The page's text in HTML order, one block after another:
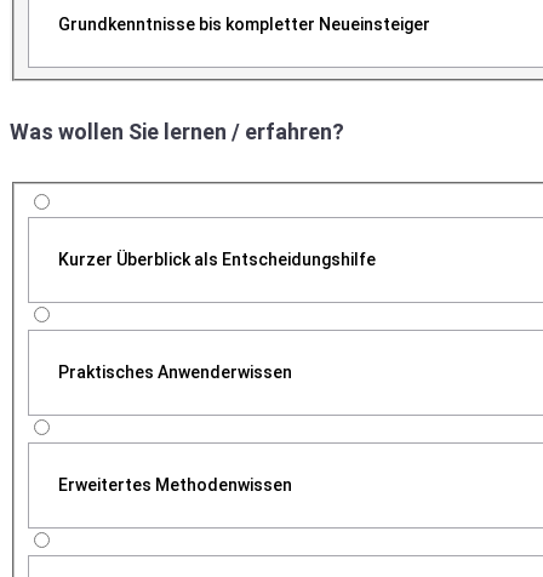
Grundkenntnisse bis kompletter Neueinsteiger
Was wollen Sie lernen / erfahren?
Kurzer Überblick als Entscheidungshilfe
Praktisches Anwenderwissen
Erweitertes Methodenwissen